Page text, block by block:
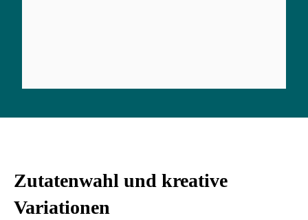
Zutatenwahl und kreative
Variationen